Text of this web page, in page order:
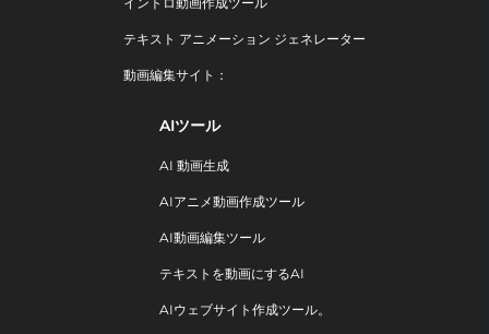
テキスト アニメーション ジェネレーター
動画編集サイト：
AIツール
AI 動画生成
AIアニメ動画作成ツール
AI動画編集ツール
テキストを動画にするAI
AIウェブサイト作成ツール。